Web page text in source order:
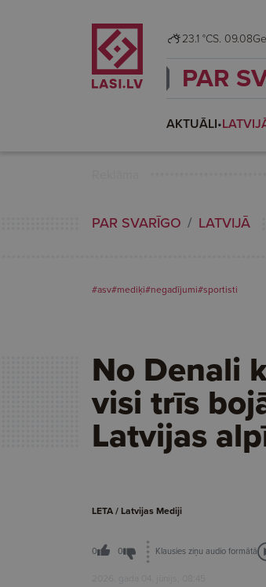
23.1 °CS. 09.08
PAR
AKTUĀLI•
PAR SVARĪGO LATVIJĀ
#asv#mediķi#negadījumi#sportisti
No Denali
visi trīs
Latvijas
LETA / Latvijas Mediji
0 0 Klausies ziņu audio formātā
2026. gada 04. jūnijs, 08:45